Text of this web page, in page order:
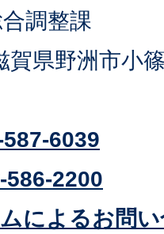
調整課
賀県野洲市小
6039
586-2200
によるお問